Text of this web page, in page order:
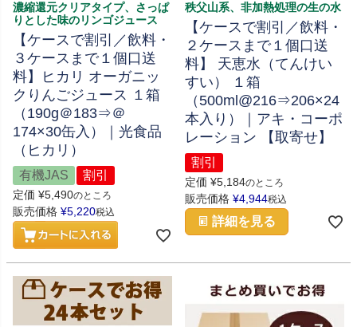
濃縮還元クリアタイプ、さっぱ
りとした味のリンゴジュース
【ケースで割引／飲料・
３ケースまで１個口送
料】ヒカリ オーガニッ
クりんごジュース １箱
（190g＠183⇒＠
174×30缶入）｜光食品
（ヒカリ）
有機JAS 割引
定価 ¥5,490のところ
販売価格 ¥5,220税込
秩父山系、非加熱処理の生の水
【ケースで割引／飲料・
２ケースまで１個口送
料】 天恵水（てんけい
すい） １箱
（500ml@216⇒206×24
本入り）｜アキ・コーポ
レーション 【取寄せ】
割引
定価 ¥5,184のところ
販売価格 ¥4,944税込
詳細を見る